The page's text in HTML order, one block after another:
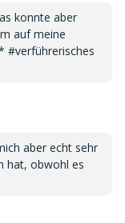
konnte aber
auf meine
#verführerisches
aber echt sehr
hat, obwohl es